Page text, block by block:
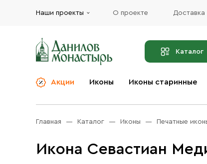
Наши проекты О проекте Доставка
Каталог
Акции Иконы Иконы старинные
Церковная утварь
Иконы
Бренды
Услуги
Главная Каталог Иконы Печатные
Икона Севастиан